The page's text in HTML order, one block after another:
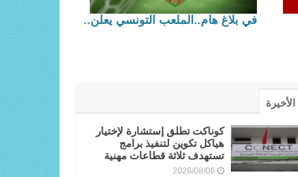
في بلاغ هام..الملعب التونسي يعلن..
الأخيرة
كوناكت تطلق إستشارة لإختيار
هياكل تكوين لتنفيذ برامج
تستهدف ثلاثة قطاعات مهنية
2026/08/06